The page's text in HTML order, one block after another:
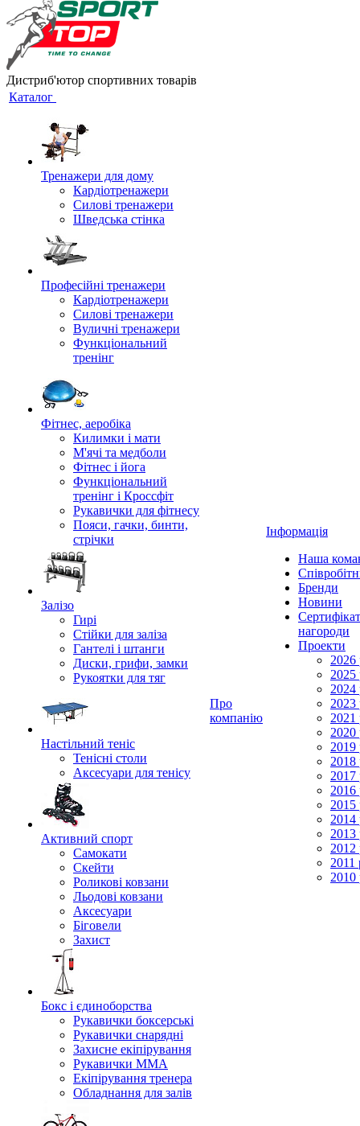
Дистриб'ютор спортивних товарів
Каталог
Тренажери для дому
Кардіотренажери
Силові тренажери
Шведська стінка
Професійні тренажери
Кардіотренажери
Силові тренажери
Вуличні тренажери
Функціональний
тренінг
Фітнес, аеробіка
Килимки і мати
М'ячі та медболи
Фітнес і йога
Функціональний
тренінг і Кроссфіт
Рукавички для фітнесу
Пояси, гачки, бинти,
стрічки
Залізо
Гирі
Стійки для заліза
Гантелі і штанги
Диски, грифи, замки
Рукоятки для тяг
Настільний теніс
Тенісні столи
Аксесуари для тенісу
Активний спорт
Самокати
Скейти
Роликові ковзани
Льодові ковзани
Аксесуари
Біговели
Захист
Бокс і єдиноборства
Рукавички боксерські
Рукавички снарядні
Захисне екіпірування
Рукавички ММА
Екіпірування тренера
Обладнання для залів
Про
компанію
Інформація
Наша
Бренди
Новини
нагороди
Проекти
2026
2025
2024
2023
2021
2020
2019
2018
2017
2016
2015
2014
2013
2012
2011
2010